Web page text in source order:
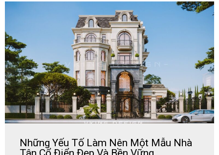
Những Yếu Tố Làm Nên Một Mẫu Nhà